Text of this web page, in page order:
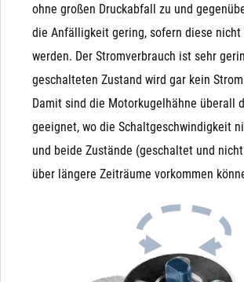
ohne großen Druckabfall zu und
die Anfälligkeit gering, sofern diese nicht
werden. Der Stromverbrauch ist sehr
geschalteten Zustand wird gar kein
Damit sind die Motorkugelhähne überall
geeignet, wo die Schaltgeschwindigkeit
und beide Zustände (geschaltet und
über längere Zeiträume vorkommen